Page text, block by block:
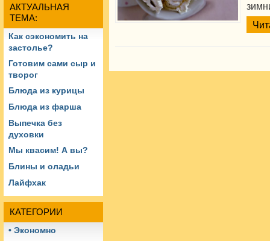
АКТУАЛЬНАЯ
ТЕМА:
Как сэкономить на
застолье?
Готовим сами сыр и
творог
Блюда из курицы
Блюда из фарша
Выпечка без
духовки
Мы квасим! А вы?
Блины и оладьи
Лайфхак
КАТЕГОРИИ
• Экономно